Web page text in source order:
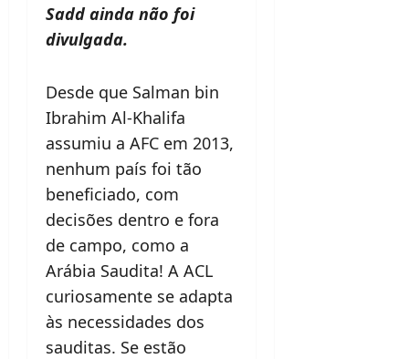
Sadd ainda não foi
divulgada.
Desde que Salman bin
Ibrahim Al-Khalifa
assumiu a AFC em 2013,
nenhum país foi tão
beneficiado, com
decisões dentro e fora
de campo, como a
Arábia Saudita! A ACL
curiosamente se adapta
às necessidades dos
sauditas. Se estão